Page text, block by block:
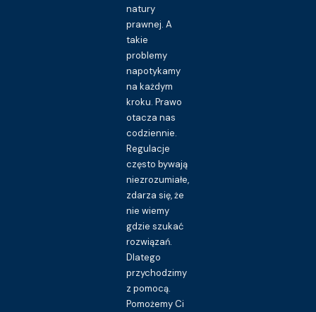
natury
prawnej. A
takie
problemy
napotykamy
na każdym
kroku. Prawo
otacza nas
codziennie.
Regulacje
często bywają
niezrozumiałe,
zdarza się, że
nie wiemy
gdzie szukać
rozwiązań.
Dlatego
przychodzimy
z pomocą.
Pomożemy Ci